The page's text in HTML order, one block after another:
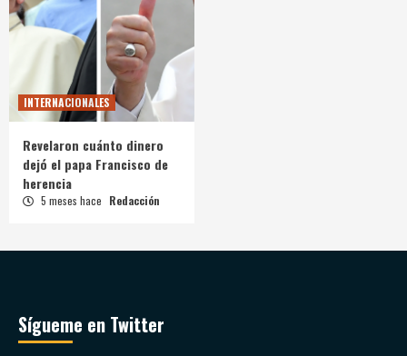
INTERNACIONALES
Revelaron cuánto dinero
dejó el papa Francisco de
herencia
5 meses hace Redacción
Sígueme en Twitter